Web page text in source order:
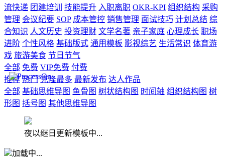
流快递 团建培训 技能提升 入职离职 OKR-KPI 组织结构 采购
管理 会议纪要 SOP 成本管控 销售管理 面试技巧 计划总结 综
合知识 人文历史 投资理财 文学名著 亲子家庭 心理成长 职场
进阶 个性风格 基础版式 通用模板 影视综艺 生活常识 体育游
戏 旅游美食 节日节气
全部 免费 VIP免费 付费
推荐 热门 克隆最多 最新发布 达人作品
全部 基础思维导图 鱼骨图 树状结构图 时间轴 组织结构图 树
形图 括号图 其他思维导图
夜以继日更新模板中...
加载中...